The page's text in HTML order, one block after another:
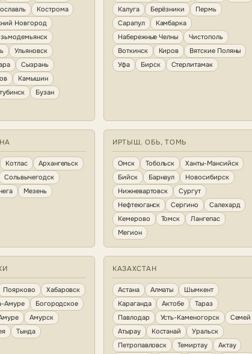
Кострома
Новгород
Ульяновск
Сызрань
Камышин
Бузан
Калуга
Берёзники
Пермь
Сарапул
Камбарка
Набережные Челны
Чистополь
Воткинск
Киров
Вятские Поляны
Уфа
Бирск Стерлитамак
Котлас
Архангельск
Сольвычегодск
Мезень
ИРТЫШ, ОБЬ, ТОМЬ
Омск Тобольск
Ханты-Мансийск
Бийск
Барнаул
Новосибирск
Нижневартовск
Сургут
Нефтеюганск
Сергино
Салехард
Кемерово
Томск
Лангепас
Мегион
Поярково
Хабаровск
Амуре
Богородское
Амурск
Тында
КАЗАХСТАН
Астана Алматы
Шымкент
Караганда
Актобе
Тараз
Павлодар
Усть-Каменогорск
Семей
Атырау
Костанай
Уральск
Петропавловск
Темиртау
Актау